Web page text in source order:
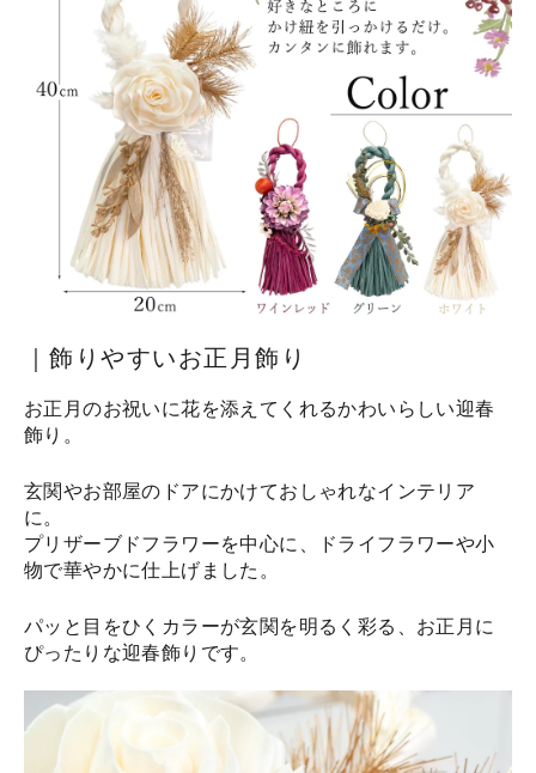
｜飾りやすいお正月飾り
お正月のお祝いに花を添えてくれるかわいらしい迎春
飾り。
玄関やお部屋のドアにかけておしゃれなインテリア
に。
プリザーブドフラワーを中心に、ドライフラワーや小
物で華やかに仕上げました。
パッと目をひくカラーが玄関を明るく彩る、お正月に
ぴったりな迎春飾りです。